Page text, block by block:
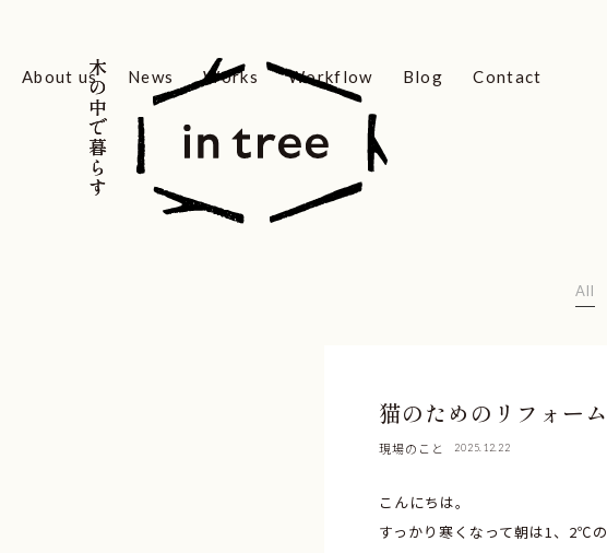
木の中で暮らす
木の中で暮らす
About us News Works Workflow Blog Contact
All
猫のためのリフォーム
現場のこと 2025.12.22
こんにちは。
すっかり寒くなって朝は1、2℃の